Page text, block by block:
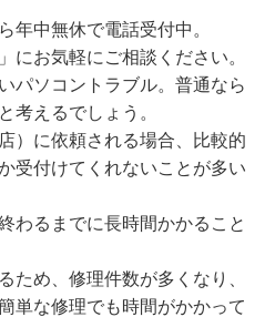
年中無休で電話受付中。
にお気軽にご相談ください。
パソコントラブル。普通なら
考えるでしょう。
）に依頼される場合、比較的
受付けてくれないことが多い
わるまでに長時間かかること
ため、修理件数が多くなり、
単な修理でも時間がかかって